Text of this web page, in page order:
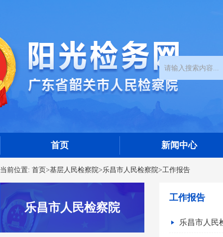
首页 新闻中心
当前位置: 首页>基层人民检察院>乐昌市人民检察院>工作报告
乐昌市人民检察院
工作报告
乐昌市人民